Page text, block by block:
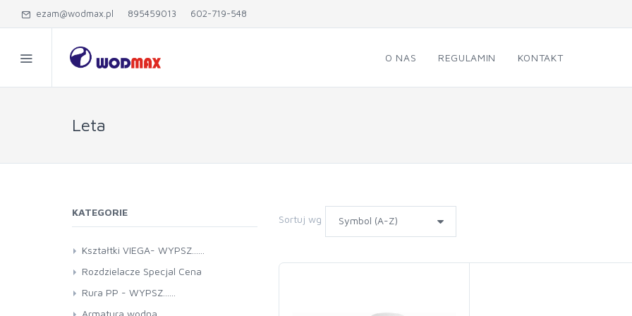
ezam@wodmax.pl 895459013 602-719-548
O NAS REGULAMIN KONTAKT
Leta
Sortuj wg
KATEGORIE
Kształtki VIEGA- WYPSZ......
Rozdzielacze Specjal Cena
Rura PP - WYPSZ......
Armatura wodna